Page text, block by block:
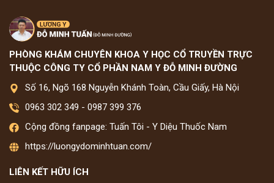
PHÒNG KHÁM CHUYÊN KHOA Y HỌC CỔ TRUYỀN TRỰC
THUỘC CÔNG TY CỔ PHẦN NAM Y ĐỖ MINH ĐƯỜNG
Số 16, Ngõ 168 Nguyễn Khánh Toàn, Cầu Giấy, Hà Nội
0963 302 349 - 0987 399 376
Cộng đồng fanpage: Tuấn Tôi - Y Diệu Thuốc Nam
https://luongydominhtuan.com/
LIÊN KẾT HỮU ÍCH